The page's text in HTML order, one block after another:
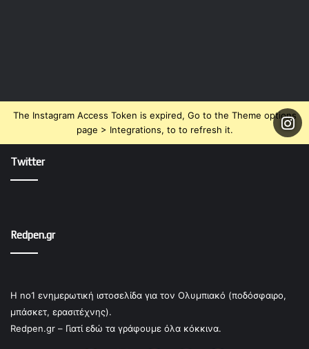
The Instagram Access Token is expired, Go to the Theme options
page > Integrations, to to refresh it.
Twitter
Redpen.gr
Η no1 ενημερωτική ιστοσελίδα για τον Ολυμπιακό (ποδόσφαιρο,
μπάσκετ, ερασιτέχνης).
Redpen.gr – Γιατί εδώ τα γράφουμε όλα κόκκινα.